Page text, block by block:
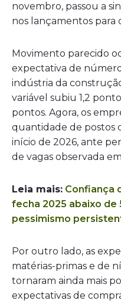
novembro, passou a
nos lançamentos para
Movimento parecido
expectativa de
indústria da
variável subiu 1,2
pontos. Agora, os
quantidade de postos
início de 2026, ante
de vagas observada
Leia mais: Confiança
fecha 2025 abaixo de
pessimismo
Por outro lado, as
matérias-primas e de
tornaram ainda mais
expectativas de